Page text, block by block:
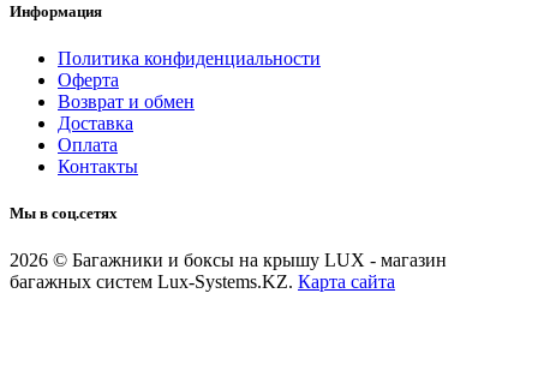
Информация
Политика конфиденциальности
Оферта
Возврат и обмен
Доставка
Оплата
Контакты
Мы в соц.сетях
2026 © Багажники и боксы на крышу LUX - магазин
багажных систем Lux-Systems.KZ. Карта сайта